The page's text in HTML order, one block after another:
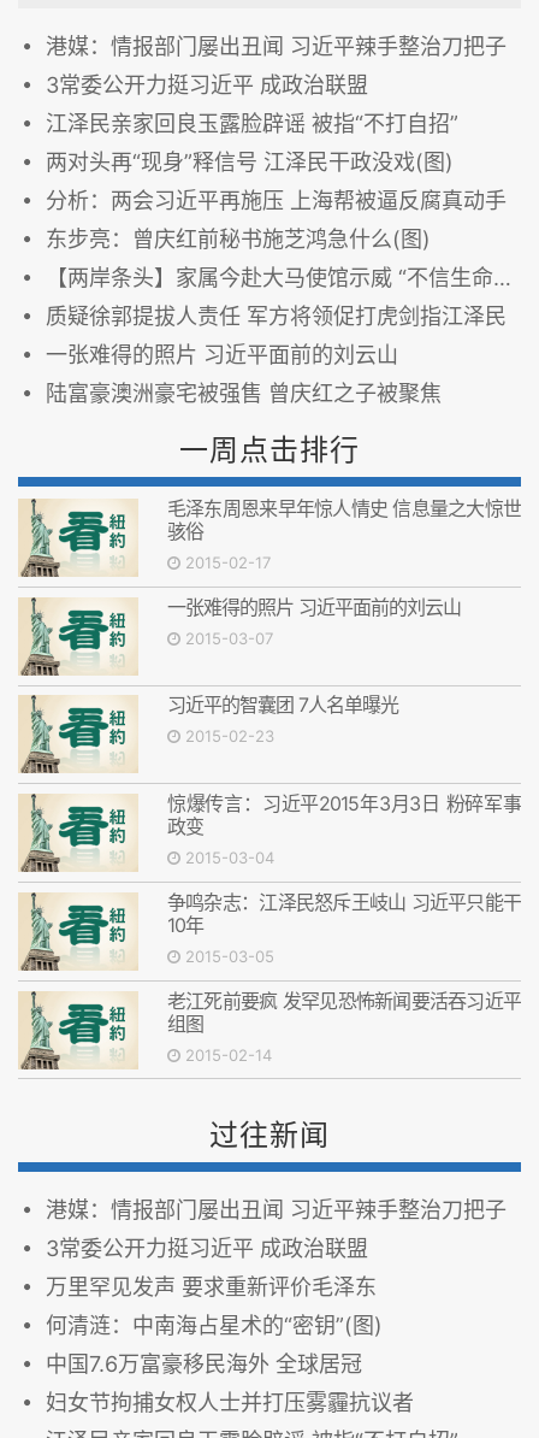
港媒：情报部门屡出丑闻 习近平辣手整治刀把子
3常委公开力挺习近平 成政治联盟
江泽民亲家回良玉露脸辟谣 被指“不打自招”
两对头再“现身”释信号 江泽民干政没戏(图)
分析：两会习近平再施压 上海帮被逼反腐真动手
东步亮：曾庆红前秘书施芝鸿急什么(图)
【两岸条头】家属今赴大马使馆示威 “不信生命无端消失”
质疑徐郭提拔人责任 军方将领促打虎剑指江泽民
一张难得的照片 习近平面前的刘云山
陆富豪澳洲豪宅被强售 曾庆红之子被聚焦
一周点击排行
毛泽东周恩来早年惊人情史 信息量之大惊世
骇俗
2015-02-17
一张难得的照片 习近平面前的刘云山
2015-03-07
习近平的智囊团 7人名单曝光
2015-02-23
惊爆传言：习近平2015年3月3日 粉碎军事
政变
2015-03-04
争鸣杂志：江泽民怒斥王岐山 习近平只能干
10年
2015-03-05
老江死前要疯 发罕见恐怖新闻要活吞习近平
组图
2015-02-14
过往新闻
港媒：情报部门屡出丑闻 习近平辣手整治刀把子
3常委公开力挺习近平 成政治联盟
万里罕见发声 要求重新评价毛泽东
何清涟：中南海占星术的“密钥”(图)
中国7.6万富豪移民海外 全球居冠
妇女节拘捕女权人士并打压雾霾抗议者